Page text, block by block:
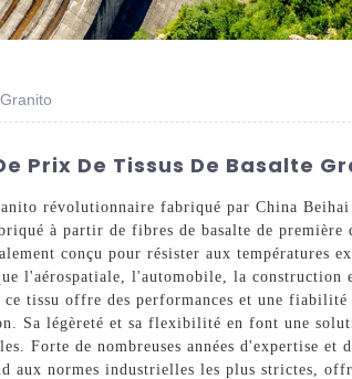
Prix De Tissus De Basalte
révolutionnaire fabriqué par China
à partir de fibres de basalte de
conçu pour résister aux températures
l'aérospatiale, l'automobile, la
ce tissu offre des performances et une
Sa légèreté et sa flexibilité en font une
Forte de nombreuses années d'expertise
aux normes industrielles les plus strictes,